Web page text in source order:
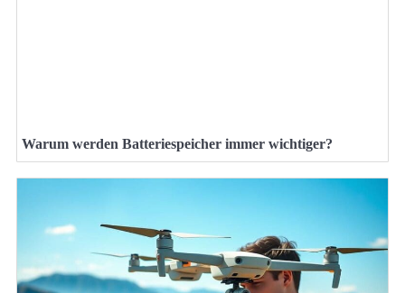
Warum werden Batteriespeicher immer wichtiger?